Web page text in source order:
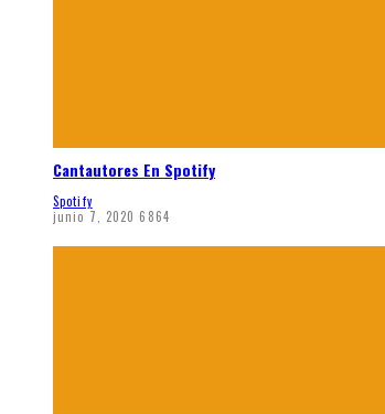
Cantautores En Spotify
Spotify
junio 7, 2020 6864